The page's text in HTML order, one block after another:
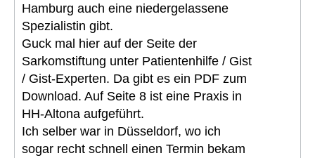
Hamburg auch eine niedergelassene
Spezialistin gibt.
Guck mal hier auf der Seite der
Sarkomstiftung unter Patientenhilfe / Gist
/ Gist-Experten. Da gibt es ein PDF zum
Download. Auf Seite 8 ist eine Praxis in
HH-Altona aufgeführt.
Ich selber war in Düsseldorf, wo ich
sogar recht schnell einen Termin bekam